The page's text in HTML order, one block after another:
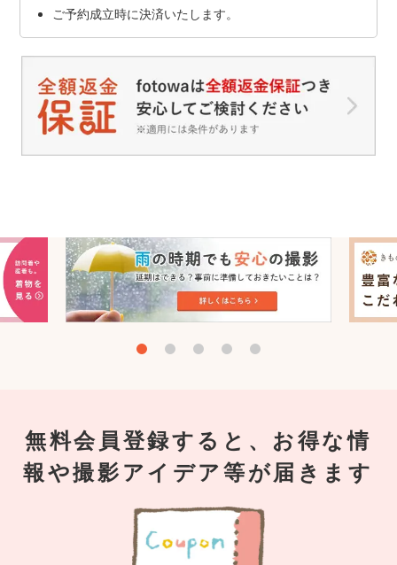
ご予約成立時に決済いたします。
無料会員登録すると、お得な情
報や撮影アイデア等が届きます